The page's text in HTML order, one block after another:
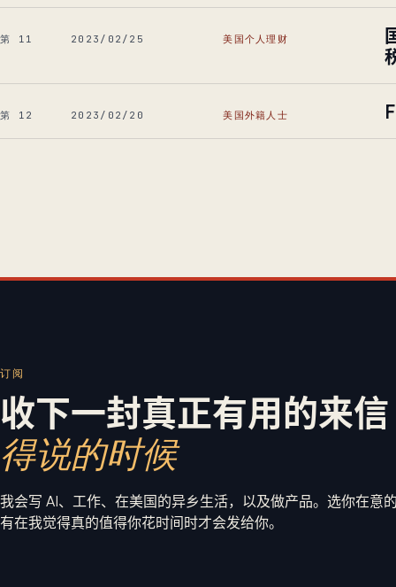
第 11 2023/02/25 美国个人理财
第 12 2023/02/20 美国外籍人士
订阅
收下一封真正有用的来信
得说的时候
我会写 AI、工作、在美国的异乡生活，以及做产品。选你在意
有在我觉得真的值得你花时间时才会发给你。